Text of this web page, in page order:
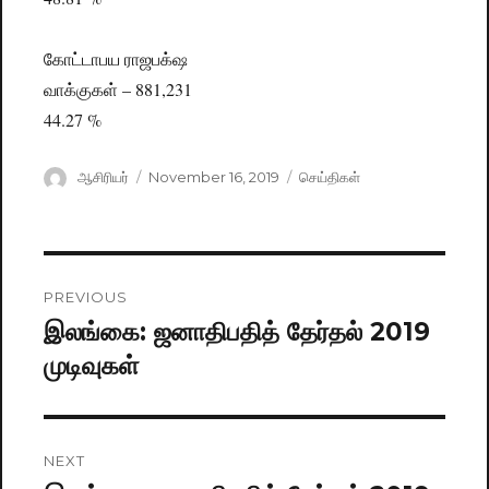
கோட்டாபய ராஜபக்‌ஷ
வாக்குகள் – 881,231
44.27 %
Author
ஆசிரியர்
Posted
November 16, 2019 Categories
செய்திகள்
navigation
PREVIOUS
Previous
post:
இலங்கை: ஜனாதிபதித் தேர்தல் 2019
முடிவுகள்
NEXT